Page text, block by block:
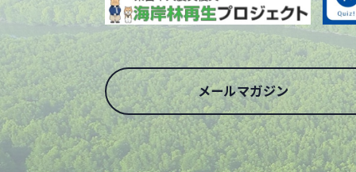
メールマガジン